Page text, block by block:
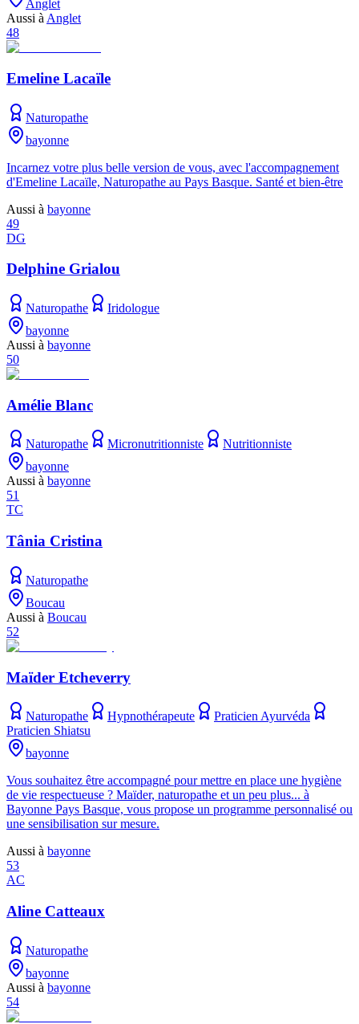
Anglet
Aussi à Anglet
48
Emeline Lacaïle
Naturopathe
bayonne
Incarnez votre plus belle version de vous, avec l'accompagnement
d'Emeline Lacaïle, Naturopathe au Pays Basque. Santé et bien-être
Aussi à bayonne
49
DG
Delphine Grialou
Naturopathe
Iridologue
bayonne
Aussi à bayonne
50
Amélie Blanc
Naturopathe Micronutritionniste
Nutritionniste
bayonne
Aussi à bayonne
51
TC
Tânia Cristina
Naturopathe
Boucau
Aussi à Boucau
52
Maïder Etcheverry
Naturopathe Hypnothérapeute
Praticien Ayurvéda
Praticien Shiatsu
bayonne
Vous souhaitez être accompagné pour mettre en place une hygiène
de vie respectueuse ? Maïder, naturopathe et un peu plus... à
Bayonne Pays Basque, vous propose un programme personnalisé ou
une sensibilisation sur mesure.
Aussi à bayonne
53
AC
Aline Catteaux
Naturopathe
bayonne
Aussi à bayonne
54